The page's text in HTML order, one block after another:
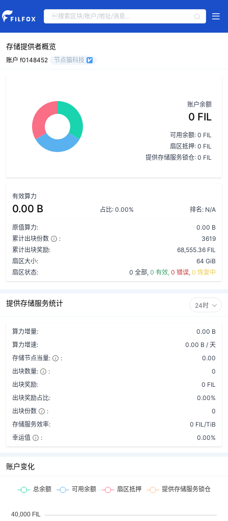
存储提供者概览
账户 f0148452 节点猫科技
账户余额
0 FIL
可用余额: 0 FIL
扇区抵押: 0 FIL
提供存储服务锁仓: 0 FIL
有效算力
0.00 B 占比: 0.00% 排名: N/A
原值算力:
0.00 B
累计出块份数
:
3619
累计出块奖励:
68,555.36 FIL
扇区大小:
64 GiB
扇区状态:
0 全部, 0 有效, 0 错误, 0 恢复中
提供存储服务统计 24时
算力增量:
0.00 B
算力增速:
0.00 B / 天
存储节点当量:
:
0.00
出块数量:
:
0
出块奖励:
0 FIL
出块奖励占比:
0.00%
出块份数
:
0
存储服务效率:
0 FIL/TiB
幸运值
: 0.00%
账户变化